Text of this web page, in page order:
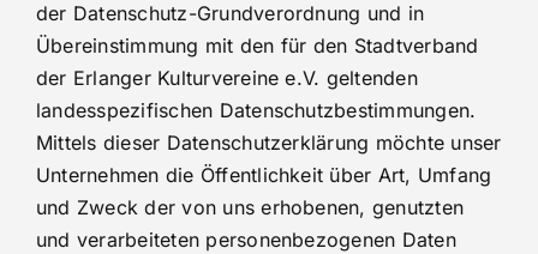
der Datenschutz-Grundverordnung und in
Übereinstimmung mit den für den Stadtverband
der Erlanger Kulturvereine e.V. geltenden
landesspezifischen Datenschutzbestimmungen.
Mittels dieser Datenschutzerklärung möchte unser
Unternehmen die Öffentlichkeit über Art, Umfang
und Zweck der von uns erhobenen, genutzten
und verarbeiteten personenbezogenen Daten